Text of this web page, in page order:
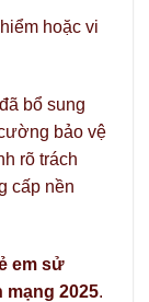
hoặc vi
bổ sung
bảo vệ
rõ trách
cấp nền
em sử
mạng 2025.